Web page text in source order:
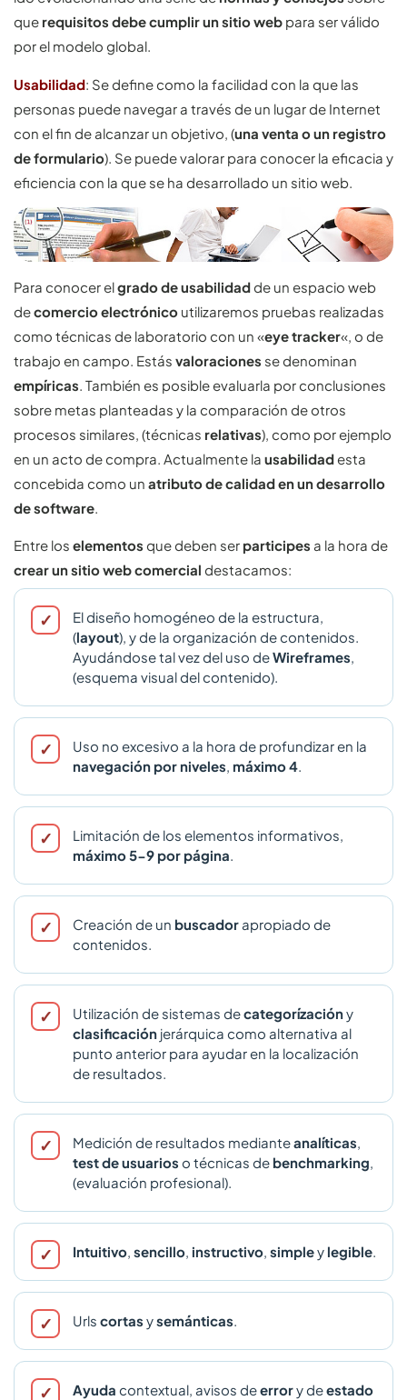
que requisitos debe cumplir un sitio web para ser válido
por el modelo global.
Usabilidad: Se define como la facilidad con la que las
personas puede navegar a través de un lugar de Internet
con el fin de alcanzar un objetivo, (una venta o un registro
de formulario). Se puede valorar para conocer la eficacia y
eficiencia con la que se ha desarrollado un sitio web.
Para conocer elgrado de usabilidadde un espacio web
decomercio electrónico utilizaremos pruebas realizadas
como técnicas de laboratorio con un «eye tracker«, o de
trabajo en campo. Estás valoraciones se denominan
empíricas. También es posible evaluarla por conclusiones
sobre metas planteadas y la comparación de otros
procesos similares, (técnicas relativas), como por ejemplo
en un acto de compra. Actualmente la usabilidadesta
concebida como un atributo de calidad en un desarrollo
de software.
Entre los elementos que deben ser participes a la hora de
crear un sitio web comercial destacamos:
El diseño homogéneo de la estructura,
(layout), y de la organización de contenidos.
Ayudándose tal vez del uso deWireframes,
(esquema visual del contenido).
Uso no excesivo a la hora de profundizar en la
navegación por niveles, máximo 4.
Limitación de los elementos informativos,
máximo 5-9 por página.
Creación de un buscadorapropiado de
contenidos.
Utilización de sistemas decategorízacióny
clasificación jerárquica como alternativa al
punto anterior para ayudar en la localización
de resultados.
Medición de resultados medianteanalíticas,
test de usuarios o técnicas de benchmarking,
(evaluación profesional).
Intuitivo, sencillo, instructivo, simpley legible.
Urls cortas ysemánticas.
Ayuda contextual, avisos deerrory deestado